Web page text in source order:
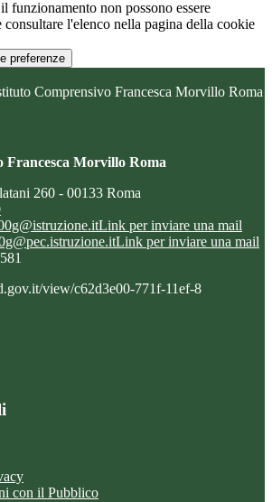
funzionamento non possono essere
l'elenco nella pagina della cookie
preferenze
Comprensivo Francesca Morvillo Roma
Francesca Morvillo Roma
260 - 00133 Roma
Link per inviare una mail
Link per inviare una mail
view/c62d3e00-771f-11ef-8
con il Pubblico